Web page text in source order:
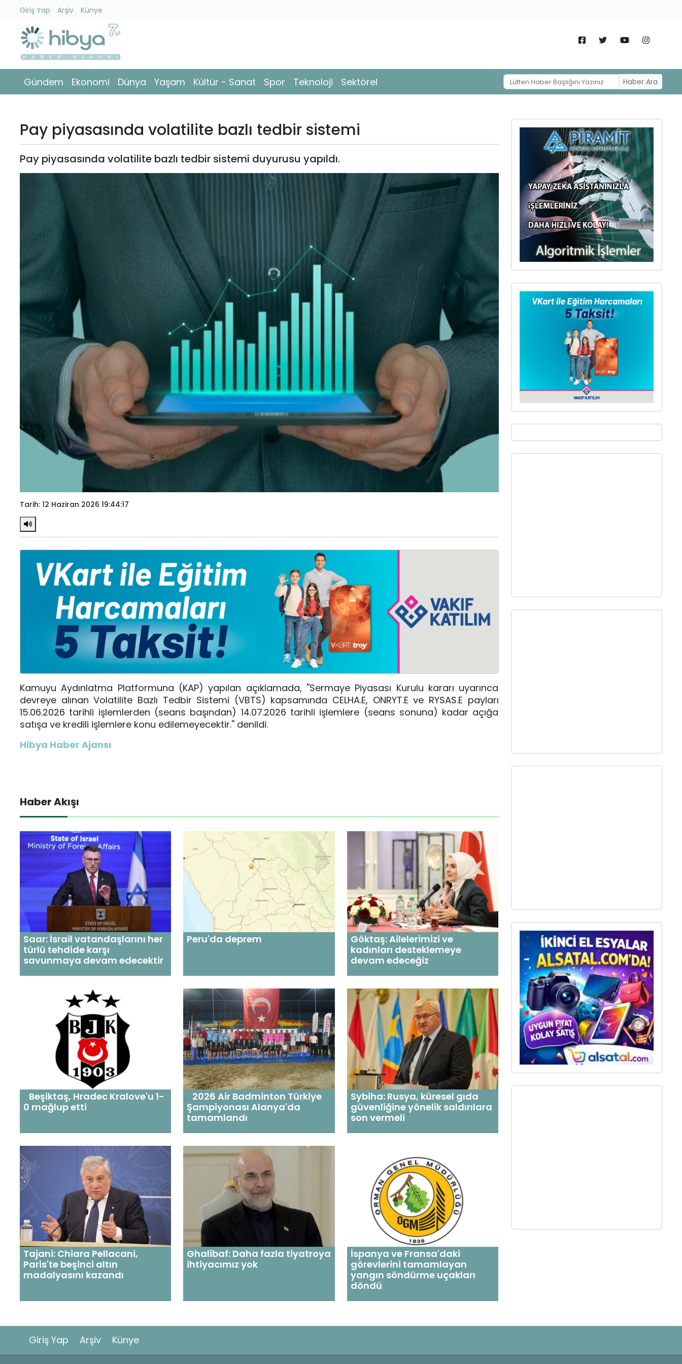
Giriş Yap Arşiv Künye
Gündem Ekonomi Dünya Yaşam Kültür - Sanat Spor Teknoloji Sektörel Haber Ara
Gündem
Ekonomi
Yaşam
Kültür
Sektörel
Arşiv
Künye
Pay piyasasında volatilite bazlı tedbir sistemi
Pay piyasasında volatilite bazlı tedbir sistemi duyurusu yapıldı.
Tarih: 12 Haziran 2026 19:44:17
Kamuyu Aydınlatma Platformuna (KAP) yapılan açıklamada, ''Sermaye Piyasası Kurulu kararı uyarınca
devreye alınan Volatilite Bazlı Tedbir Sistemi (VBTS) kapsamında CELHA.E, ONRYT.E ve RYSAS.E payları
15.06.2026 tarihli işlemlerden (seans başından) 14.07.2026 tarihli işlemlere (seans sonuna) kadar açığa
satışa ve kredili işlemlere konu edilemeyecektir.'' denildi.
Hibya Haber Ajansı
Haber Akışı
Saar: İsrail vatandaşlarını her
türlü tehdide karşı
savunmaya devam edecektir
Peru'da deprem
Göktaş: Ailelerimizi ve
kadınları desteklemeye
devam edeceğiz
Beşiktaş, Hradec Kralove'u 1-
0 mağlup etti
2026 Air Badminton Türkiye
Şampiyonası Alanya'da
tamamlandı
Sybiha: Rusya, küresel gıda
güvenliğine yönelik saldırılara
son vermeli
Tajani: Chiara Pellacani,
Paris'te beşinci altın
madalyasını kazandı
Ghalibaf: Daha fazla tiyatroya
ihtiyacımız yok
İspanya ve Fransa'daki
görevlerini tamamlayan
yangın söndürme uçakları
döndü
Giriş Yap Arşiv Künye